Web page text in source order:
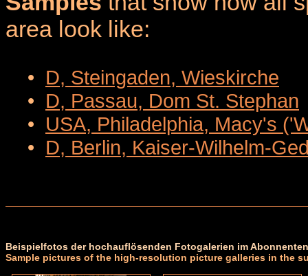
area look like:
• D, Steingaden, Wieskirche
• D, Passau, Dom St. Stephan
• USA, Philadelphia, Macy's
• D, Berlin, Kaiser-Wilhelm-
Beispielfotos der hochauflösenden Fotogalerien im
Sample pictures of the high-resolution picture galleries in the